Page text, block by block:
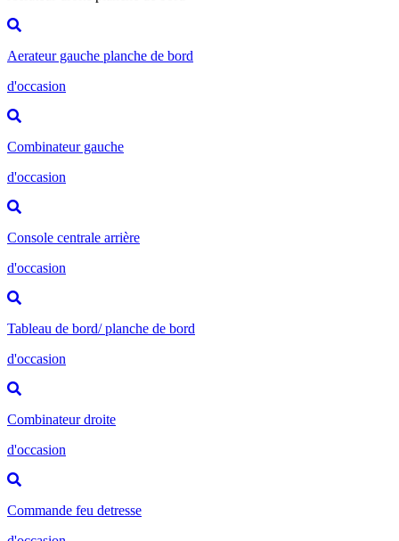
Aerateur gauche planche de bord
d'occasion
Combinateur gauche
d'occasion
Console centrale arrière
d'occasion
Tableau de bord/ planche de bord
d'occasion
Combinateur droite
d'occasion
Commande feu detresse